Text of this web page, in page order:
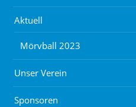
Aktuell
Mörvball 2023
Unser Verein
Sponsoren